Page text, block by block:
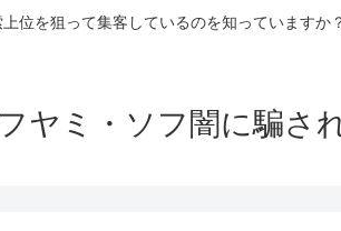
位を狙って集客しているのを知っています
ヤミ・ソフ闇に騙さ